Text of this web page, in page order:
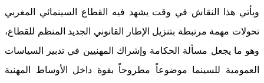
ويأتي هذا النقاش في وقت يشهد فيه القطاع السينمائي المغربي
تحولات مهمة مرتبطة بتنزيل الإطار القانوني الجديد المنظم للقطاع،
وهو ما يجعل مسألة الحكامة وإشراك المهنيين في تدبير السياسات
العمومية للسينما موضوعاً مطروحاً بقوة داخل الأوساط المهنية